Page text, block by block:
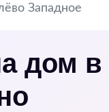
Западное
дом